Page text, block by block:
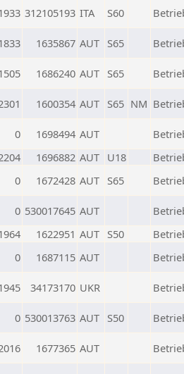
312105193 ITA S60
1635867 AUT S65
1686240 AUT S65
1600354 AUT S65 NM
0 1698494 AUT
1696882 AUT U18
0 1672428 AUT S65
0 530017645 AUT
1622951 AUT S50
0 1687115 AUT
34173170 UKR
0 530013763 AUT S50
1677365 AUT